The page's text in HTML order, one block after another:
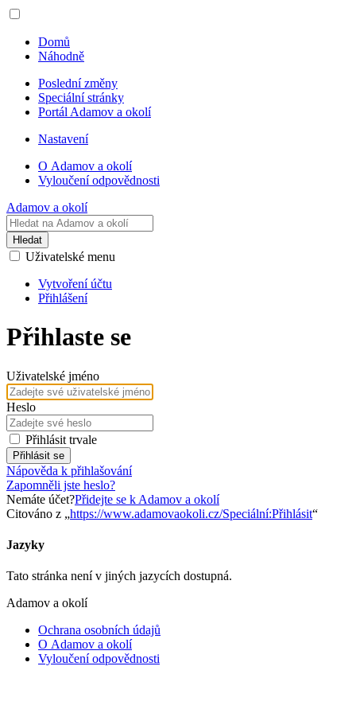
Domů
Náhodně
Poslední změny
Speciální stránky
Portál Adamov a okolí
Nastavení
O Adamov a okolí
Vyloučení odpovědnosti
Adamov a okolí
Hledat
Uživatelské menu
Vytvoření účtu
Přihlášení
Přihlaste se
Uživatelské jméno
Heslo
Přihlásit trvale
Přihlásit se
Nápověda k přihlašování
Zapomněli jste heslo?
Nemáte účet?Přidejte se k Adamov a okolí
Citováno z „https://www.adamovaokoli.cz/Speciální:Přihlásit“
Jazyky
Tato stránka není v jiných jazycích dostupná.
Adamov a okolí
Ochrana osobních údajů
O Adamov a okolí
Vyloučení odpovědnosti